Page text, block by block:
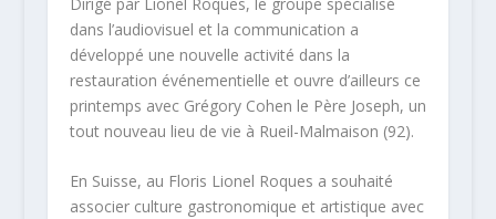
dans l’audiovisuel et la communication a
développé une nouvelle activité dans la
restauration événementielle et ouvre d’ailleurs ce
printemps avec Grégory Cohen le Père Joseph, un
tout nouveau lieu de vie à Rueil-Malmaison (92).
En Suisse, au Floris Lionel Roques a souhaité
associer culture gastronomique et artistique avec